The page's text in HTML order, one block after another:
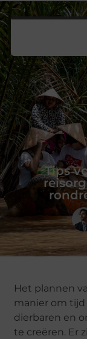
Tips
Het plannen
manier om
dierbaren en
te creëren. Er